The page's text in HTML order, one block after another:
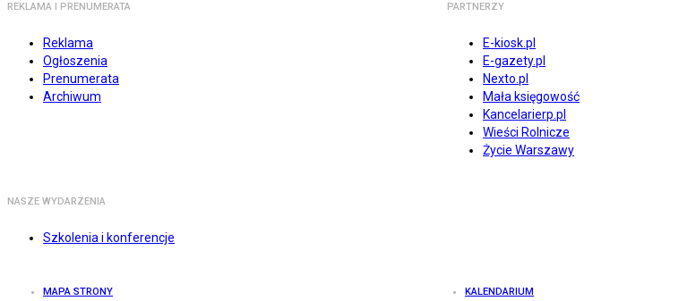
REKLAMA I PRENUMERATA
Reklama
Ogłoszenia
Prenumerata
Archiwum
PARTNERZY
E-kiosk.pl
E-gazety.pl
Nexto.pl
Mała księgowość
Kancelarierp.pl
Wieści Rolnicze
Życie Warszawy
NASZE WYDARZENIA
Szkolenia i konferencje
MAPA STRONY KALENDARIUM